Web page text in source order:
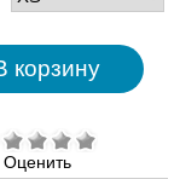
Оценить